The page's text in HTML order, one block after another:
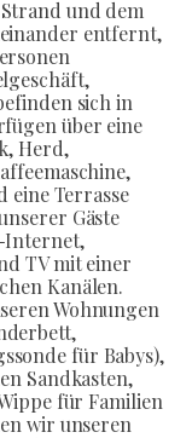
und dem
entfernt,
sich in
über eine
Herd,
eine Terrasse
Gäste
Internet,
TV mit einer
Kanälen.
Wohnungen
für Babys),
Sandkasten,
für Familien
wir unseren